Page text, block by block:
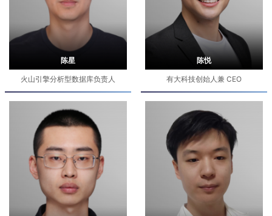
陈星
火山引擎分析型数据库负责人
陈悦
有大科技创始人兼 CEO